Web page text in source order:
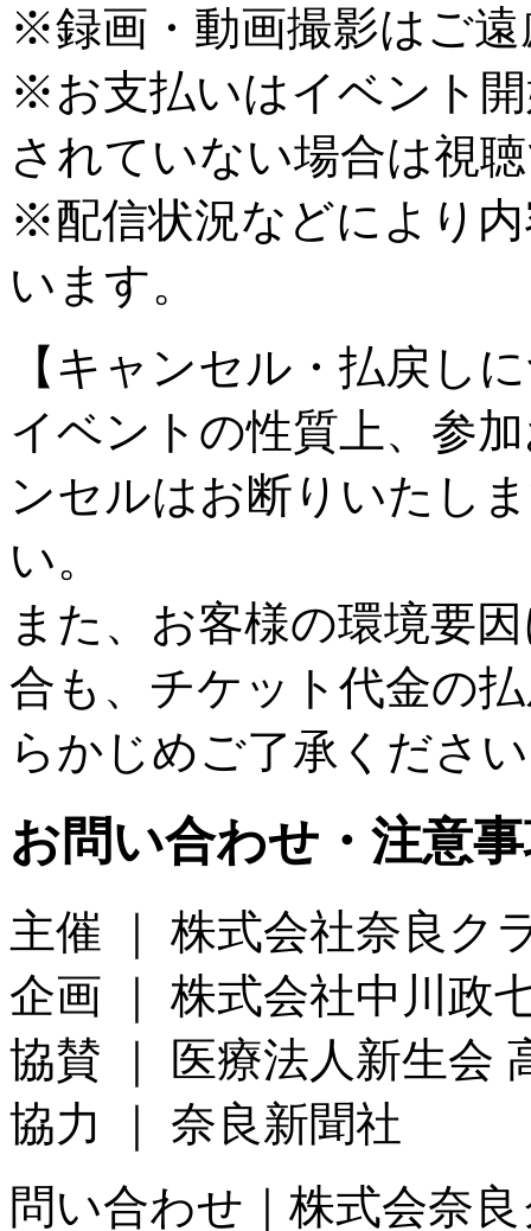
※録画・動画撮影はご
※お支払いはイベント
されていない場合は視
※配信状況などにより
います。
【キャンセル・払戻し
イベントの性質上、参
ンセルはお断りいたし
い。
また、お客様の環境要
合も、チケット代金の
らかじめご了承くださ
お問い合わせ・注意
主催 ｜ 株式会社奈良ク
企画 ｜ 株式会社中川政
協賛 ｜ 医療法人新生会
協力 ｜ 奈良新聞社
問い合わせ｜株式会奈